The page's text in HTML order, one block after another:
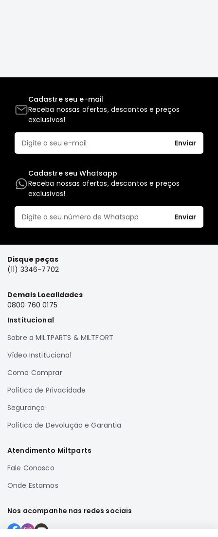
Pajero
e
Full
L200
GL,
GLS
e
Pajero
Lancer
Grandis
Cadastre seu e-mail
Receba nossas ofertas, descontos e preços
exclusivos!
Enviar
Cadastre seu Whatsapp
Receba nossas ofertas, descontos e preços
exclusivos!
Enviar
Disque peças
(11) 3346-7702
Demais Localidades
0800 760 0175
Institucional
Sobre a MILTPARTS & MILTFORT
Vídeo Institucional
Como Comprar
Política de Privacidade
Segurança
Política de Devolução e Garantia
Atendimento Miltparts
Fale Conosco
Onde Estamos
Nos acompanhe nas redes sociais